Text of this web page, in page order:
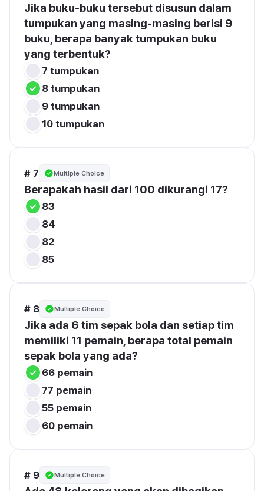
Jika buku-buku tersebut disusun dalam
tumpukan yang masing-masing berisi 9
buku, berapa banyak tumpukan buku
yang terbentuk?
7 tumpukan
8 tumpukan
9 tumpukan
10 tumpukan
# 7 Multiple Choice
Berapakah hasil dari 100 dikurangi 17?
83
84
82
85
# 8 Multiple Choice
Jika ada 6 tim sepak bola dan setiap tim
memiliki 11 pemain, berapa total pemain
sepak bola yang ada?
66 pemain
77 pemain
55 pemain
60 pemain
# 9 Multiple Choice